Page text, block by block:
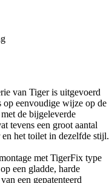
van Tiger is uitgevoerd
eenvoudige wijze op de
de bijgeleverde
tevens een groot aantal
het toilet in dezelfde stijl.
met TigerFix type
een gladde, harde
een gepatenteerd